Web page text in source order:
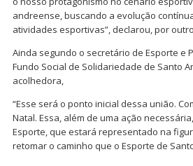
andreense, buscando a evolução
atividades esportivas”, declarou, por
Ainda segundo o secretário de Esporte e
Fundo Social de Solidariedade de Santo
acolhedora,
“Esse será o ponto inicial dessa união.
Natal. Essa, além de uma ação
Esporte, que estará representado na
retomar o caminho que o Esporte de